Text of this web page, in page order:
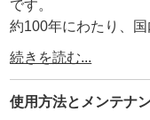
です。
約100年にわたり、
に使用されています。
その為、耐久性、品
弊社が【工具の設計
【打棒と金具が合わ
続きを読む...
使用方法と メンテナ